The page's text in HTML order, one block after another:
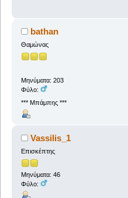
bathan
Θαμώνας
Μηνύματα: 203
Φύλο:
*** Μπάμπης ***
Vassilis_1
Επισκέπτης
Μηνύματα: 46
Φύλο: